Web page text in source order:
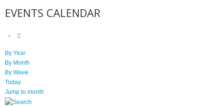
EVENTS CALENDAR
By Year
By Month
By Week
Today
Jump to month